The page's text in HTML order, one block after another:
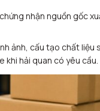
nhận nguồn gốc
ảnh, cấu tạo chất liệu
khi hải quan có yêu cầu.